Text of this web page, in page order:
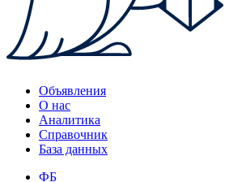
Объявления
О нас
Аналитика
Справочник
База данных
ФБ